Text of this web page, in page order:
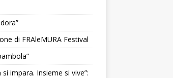
di FRAleMURA Festival
impara. Insieme si vive”: